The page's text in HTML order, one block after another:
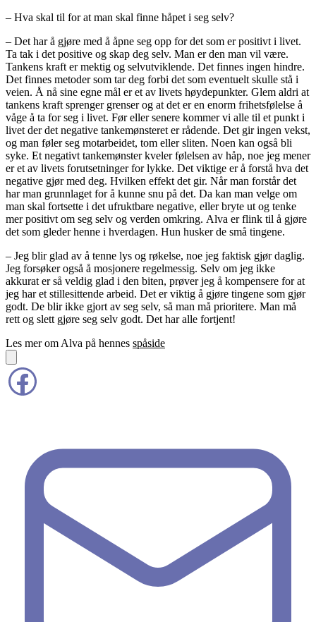
– Hva skal til for at man skal finne håpet i seg selv?
– Det har å gjøre med å åpne seg opp for det som er positivt i livet.
Ta tak i det positive og skap deg selv. Man er den man vil være.
Tankens kraft er mektig og selvutviklende. Det finnes ingen hindre.
Det finnes metoder som tar deg forbi det som eventuelt skulle stå i
veien. Å nå sine egne mål er et av livets høydepunkter. Glem aldri at
tankens kraft sprenger grenser og at det er en enorm frihetsfølelse å
våge å ta for seg i livet. Før eller senere kommer vi alle til et punkt i
livet der det negative tankemønsteret er rådende. Det gir ingen vekst,
og man føler seg motarbeidet, tom eller sliten. Noen kan også bli
syke. Et negativt tankemønster kveler følelsen av håp, noe jeg mener
er et av livets forutsetninger for lykke. Det viktige er å forstå hva det
negative gjør med deg. Hvilken effekt det gir. Når man forstår det
har man grunnlaget for å kunne snu på det. Da kan man velge om
man skal fortsette i det ufruktbare negative, eller bryte ut og tenke
mer positivt om seg selv og verden omkring. Alva er flink til å gjøre
det som gleder henne i hverdagen. Hun husker de små tingene.
– Jeg blir glad av å tenne lys og røkelse, noe jeg faktisk gjør daglig.
Jeg forsøker også å mosjonere regelmessig. Selv om jeg ikke
akkurat er så veldig glad i den biten, prøver jeg å kompensere for at
jeg har et stillesittende arbeid. Det er viktig å gjøre tingene som gjør
godt. De blir ikke gjort av seg selv, så man må prioritere. Man må
rett og slett gjøre seg selv godt. Det har alle fortjent!
Les mer om Alva på hennes spåside